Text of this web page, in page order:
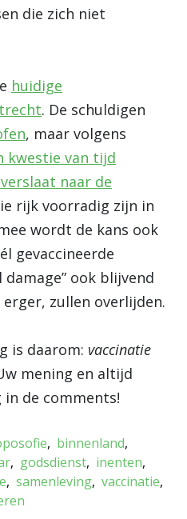
die zich niet
huidige
. De schuldigen
, maar volgens
kwestie van tijd
naar de
rijk voorradig zijn in
wordt de kans ook
gevaccineerde
ook blijvend
zullen overlijden.
is daarom: vaccinatie
mening en altijd
de comments!
binnenland
godsdienst inenten
samenleving vaccinatie